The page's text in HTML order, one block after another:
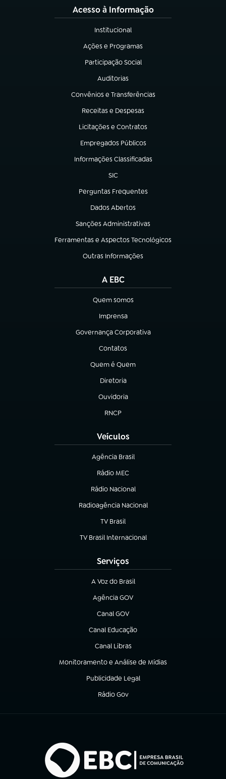
Acesso à Informação
Institucional
(abre em nova aba)
Ações e Programas
(abre em nova aba)
Participação Social
(abre em nova aba)
Auditorias
(abre em nova aba)
Convênios e Transferências
(abre em nova aba)
Receitas e Despesas
(abre em nova aba)
Licitações e Contratos
(abre em nova aba)
Empregados Públicos
(abre em nova aba)
Informações Classificadas
(abre em nova aba)
SIC
(abre em nova aba)
Perguntas Frequentes
(abre em nova aba)
Dados Abertos
(abre em nova aba)
Sanções Administrativas
(abre em nova aba)
Ferramentas e Aspectos Tecnológicos
(abre em nova aba)
Outras Informações
(abre em nova aba)
A EBC
Quem somos
(abre em nova aba)
Imprensa
(abre em nova aba)
Governança Corporativa
(abre em nova aba)
Contatos
(abre em nova aba)
Quem é Quem
(abre em nova aba)
Diretoria
(abre em nova aba)
Ouvidoria
(abre em nova aba)
RNCP
(abre em nova aba)
Veículos
Agência Brasil
(abre em nova aba)
Rádio MEC
Rádio Nacional
(abre em nova aba)
Radioagência Nacional
(abre em nova aba)
TV Brasil
(abre em nova aba)
TV Brasil Internacional
(abre em nova aba)
Serviços
A Voz do Brasil
(abre em nova aba)
Agência GOV
(abre em nova aba)
Canal GOV
(abre em nova aba)
Canal Educação
(abre em nova aba)
Canal Libras
(abre em nova aba)
Monitoramento e Análise de Mídias
(abre em nova aba)
Publicidade Legal
(abre em nova aba)
Rádio Gov
(abre em nova aba)